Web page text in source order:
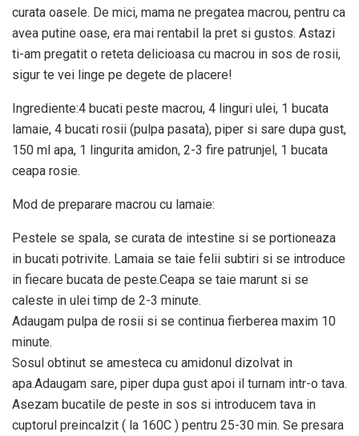
curata oasele. De mici, mama ne pregatea macrou, pentru ca
avea putine oase, era mai rentabil la pret si gustos. Astazi
ti-am pregatit o reteta delicioasa cu macrou in sos de rosii,
sigur te vei linge pe degete de placere!
Ingrediente:4 bucati peste macrou, 4 linguri ulei, 1 bucata
lamaie, 4 bucati rosii (pulpa pasata), piper si sare dupa gust,
150 ml apa, 1 lingurita amidon, 2-3 fire patrunjel, 1 bucata
ceapa rosie.
Mod de preparare macrou cu lamaie:
Pestele se spala, se curata de intestine si se portioneaza
in bucati potrivite. Lamaia se taie felii subtiri si se introduce
in fiecare bucata de peste.Ceapa se taie marunt si se
caleste in ulei timp de 2-3 minute.
Adaugam pulpa de rosii si se continua fierberea maxim 10
minute.
Sosul obtinut se amesteca cu amidonul dizolvat in
apa.Adaugam sare, piper dupa gust apoi il turnam intr-o tava.
Asezam bucatile de peste in sos si introducem tava in
cuptorul preincalzit ( la 160C ) pentru 25-30 min. Se presara